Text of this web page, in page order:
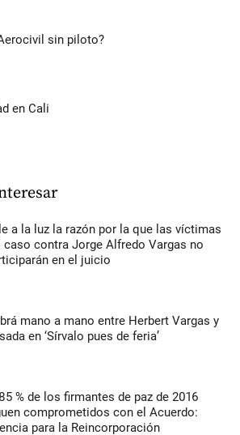
sin piloto?
en Cali
a la luz la razón por la que las víctimas
caso contra Jorge Alfredo Vargas no
en el juicio
mano a mano entre Herbert Vargas y
en ‘Sírvalo pues de feria’
% de los firmantes de paz de 2016
comprometidos con el Acuerdo:
para la Reincorporación